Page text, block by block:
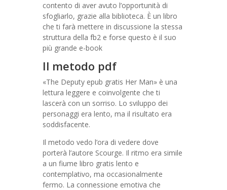
contento di aver avuto l’opportunità di
sfogliarlo, grazie alla biblioteca. È un libro
che ti farà mettere in discussione la stessa
struttura della fb2 e forse questo è il suo
più grande e-book
Il metodo pdf
«The Deputy epub gratis Her Man» è una
lettura leggere e coinvolgente che ti
lascerà con un sorriso. Lo sviluppo dei
personaggi era lento, ma il risultato era
soddisfacente.
Il metodo vedo l’ora di vedere dove
porterà l’autore Scourge. Il ritmo era simile
a un fiume libro gratis lento e
contemplativo, ma occasionalmente
fermo. La connessione emotiva che